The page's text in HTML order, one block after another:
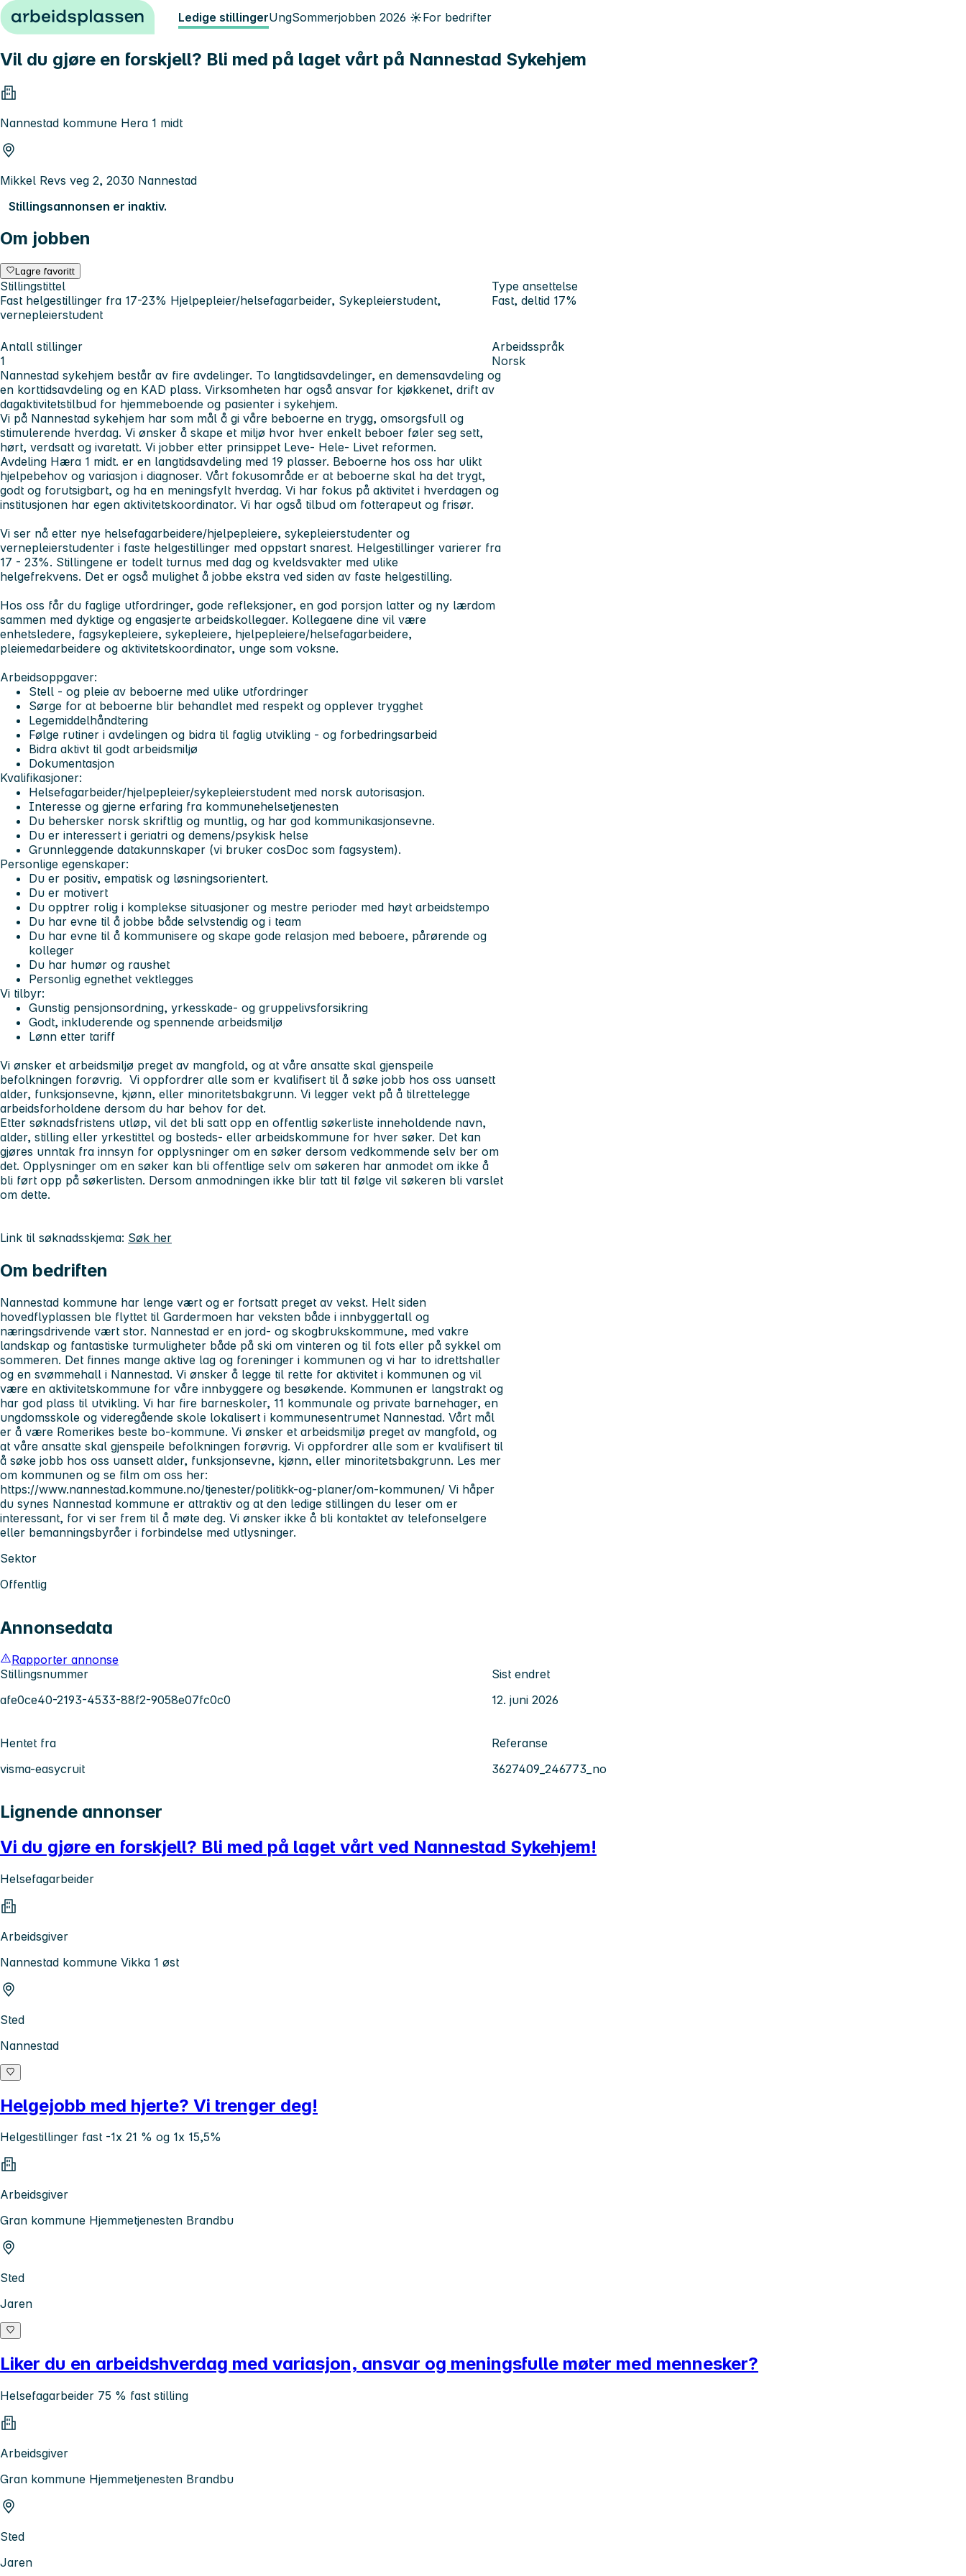
Hopp til innhold Ledige stillingerUngSommerjobben 2026 ☀️For bedrifter
Vil du gjøre en forskjell? Bli med på laget vårt på Nannestad Sykehjem
Nannestad kommune Hera 1 midt
Mikkel Revs veg 2, 2030 Nannestad
Stillingsannonsen er inaktiv.
Om jobben
Lagre favoritt
Stillingstittel
Fast helgestillinger fra 17-23% Hjelpepleier/helsefagarbeider, Sykepleierstudent,
vernepleierstudent
Type ansettelse
Fast, deltid 17%
Antall stillinger
1
Arbeidsspråk
Norsk
Nannestad sykehjem består av fire avdelinger. To langtidsavdelinger, en demensavdeling og
en korttidsavdeling og en KAD plass. Virksomheten har også ansvar for kjøkkenet, drift av
dagaktivitetstilbud for hjemmeboende og pasienter i sykehjem.
Vi på Nannestad sykehjem har som mål å gi våre beboerne en trygg, omsorgsfull og
stimulerende hverdag. Vi ønsker å skape et miljø hvor hver enkelt beboer føler seg sett,
hørt, verdsatt og ivaretatt. Vi jobber etter prinsippet Leve- Hele- Livet reformen.
Avdeling Hæra 1 midt. er en langtidsavdeling med 19 plasser. Beboerne hos oss har ulikt
hjelpebehov og variasjon i diagnoser. Vårt fokusområde er at beboerne skal ha det trygt,
godt og forutsigbart, og ha en meningsfylt hverdag. Vi har fokus på aktivitet i hverdagen og
institusjonen har egen aktivitetskoordinator. Vi har også tilbud om fotterapeut og frisør.
Vi ser nå etter nye helsefagarbeidere/hjelpepleiere, sykepleierstudenter og
vernepleierstudenter i faste helgestillinger med oppstart snarest. Helgestillinger varierer fra
17 - 23%. Stillingene er todelt turnus med dag og kveldsvakter med ulike
helgefrekvens. Det er også mulighet å jobbe ekstra ved siden av faste helgestilling.
Hos oss får du faglige utfordringer, gode refleksjoner, en god porsjon latter og ny lærdom
sammen med dyktige og engasjerte arbeidskollegaer. Kollegaene dine vil være
enhetsledere, fagsykepleiere, sykepleiere, hjelpepleiere/helsefagarbeidere,
pleiemedarbeidere og aktivitetskoordinator, unge som voksne.
Arbeidsoppgaver:
Stell - og pleie av beboerne med ulike utfordringer
Sørge for at beboerne blir behandlet med respekt og opplever trygghet
Legemiddelhåndtering
Følge rutiner i avdelingen og bidra til faglig utvikling - og forbedringsarbeid
Bidra aktivt til godt arbeidsmiljø
Dokumentasjon
Kvalifikasjoner:
Helsefagarbeider/hjelpepleier/sykepleierstudent med norsk autorisasjon.
Interesse og gjerne erfaring fra kommunehelsetjenesten
Du behersker norsk skriftlig og muntlig, og har god kommunikasjonsevne.
Du er interessert i geriatri og demens/psykisk helse
Grunnleggende datakunnskaper (vi bruker cosDoc som fagsystem).
Personlige egenskaper:
Du er positiv, empatisk og løsningsorientert.
Du er motivert
Du opptrer rolig i komplekse situasjoner og mestre perioder med høyt arbeidstempo
Du har evne til å jobbe både selvstendig og i team
Du har evne til å kommunisere og skape gode relasjon med beboere, pårørende og
kolleger
Du har humør og raushet
Personlig egnethet vektlegges
Vi tilbyr:
Gunstig pensjonsordning, yrkesskade- og gruppelivsforsikring
Godt, inkluderende og spennende arbeidsmiljø
Lønn etter tariff
Vi ønsker et arbeidsmiljø preget av mangfold, og at våre ansatte skal gjenspeile
befolkningen forøvrig. Vi oppfordrer alle som er kvalifisert til å søke jobb hos oss uansett
alder, funksjonsevne, kjønn, eller minoritetsbakgrunn. Vi legger vekt på å tilrettelegge
arbeidsforholdene dersom du har behov for det.
Etter søknadsfristens utløp, vil det bli satt opp en offentlig søkerliste inneholdende navn,
alder, stilling eller yrkestittel og bosteds- eller arbeidskommune for hver søker. Det kan
gjøres unntak fra innsyn for opplysninger om en søker dersom vedkommende selv ber om
det. Opplysninger om en søker kan bli offentlige selv om søkeren har anmodet om ikke å
bli ført opp på søkerlisten. Dersom anmodningen ikke blir tatt til følge vil søkeren bli varslet
om dette.
Link til søknadsskjema: Søk her
Om bedriften
Nannestad kommune har lenge vært og er fortsatt preget av vekst. Helt siden
hovedflyplassen ble flyttet til Gardermoen har veksten både i innbyggertall og
næringsdrivende vært stor. Nannestad er en jord- og skogbrukskommune, med vakre
landskap og fantastiske turmuligheter både på ski om vinteren og til fots eller på sykkel om
sommeren. Det finnes mange aktive lag og foreninger i kommunen og vi har to idrettshaller
og en svømmehall i Nannestad. Vi ønsker å legge til rette for aktivitet i kommunen og vil
være en aktivitetskommune for våre innbyggere og besøkende. Kommunen er langstrakt og
har god plass til utvikling. Vi har fire barneskoler, 11 kommunale og private barnehager, en
ungdomsskole og videregående skole lokalisert i kommunesentrumet Nannestad. Vårt mål
er å være Romerikes beste bo-kommune. Vi ønsker et arbeidsmiljø preget av mangfold, og
at våre ansatte skal gjenspeile befolkningen forøvrig. Vi oppfordrer alle som er kvalifisert til
å søke jobb hos oss uansett alder, funksjonsevne, kjønn, eller minoritetsbakgrunn. Les mer
om kommunen og se film om oss her:
https://www.nannestad.kommune.no/tjenester/politikk-og-planer/om-kommunen/ Vi håper
du synes Nannestad kommune er attraktiv og at den ledige stillingen du leser om er
interessant, for vi ser frem til å møte deg. Vi ønsker ikke å bli kontaktet av telefonselgere
eller bemanningsbyråer i forbindelse med utlysninger.
Sektor
Offentlig
Annonsedata
Rapporter annonse
Stillingsnummer
afe0ce40-2193-4533-88f2-9058e07fc0c0
Sist endret
12. juni 2026
Hentet fra
visma-easycruit
Referanse
3627409_246773_no
Lignende annonser
Vi du gjøre en forskjell? Bli med på laget vårt ved Nannestad Sykehjem!
Helsefagarbeider
Arbeidsgiver
Nannestad kommune Vikka 1 øst
Sted
Nannestad
Helgejobb med hjerte? Vi trenger deg!
Helgestillinger fast -1x 21 % og 1x 15,5%
Arbeidsgiver
Gran kommune Hjemmetjenesten Brandbu
Sted
Jaren
Liker du en arbeidshverdag med variasjon, ansvar og meningsfulle møter med mennesker?
Helsefagarbeider 75 % fast stilling
Arbeidsgiver
Gran kommune Hjemmetjenesten Brandbu
Sted
Jaren